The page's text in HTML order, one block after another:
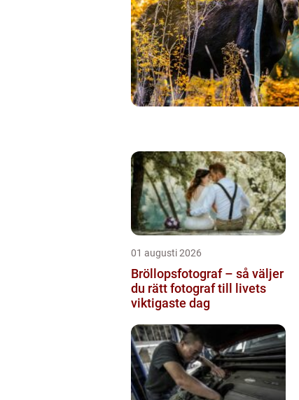
01 augusti 2026
Bröllopsfotograf – så väljer
du rätt fotograf till livets
viktigaste dag